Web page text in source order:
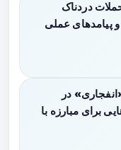
دردناک
و پیامدهای عملی
در
برای مبارزه با